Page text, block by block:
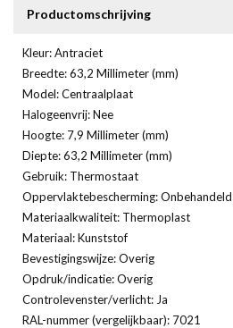
Productomschrijving
Kleur: Antraciet
Breedte: 63,2 Millimeter (mm)
Model: Centraalplaat
Halogeenvrij: Nee
Hoogte: 7,9 Millimeter (mm)
Diepte: 63,2 Millimeter (mm)
Gebruik: Thermostaat
Oppervlaktebescherming: Onbehandeld
Materiaalkwaliteit: Thermoplast
Materiaal: Kunststof
Bevestigingswijze: Overig
Opdruk/indicatie: Overig
Controlevenster/verlicht: Ja
RAL-nummer (vergelijkbaar): 7021